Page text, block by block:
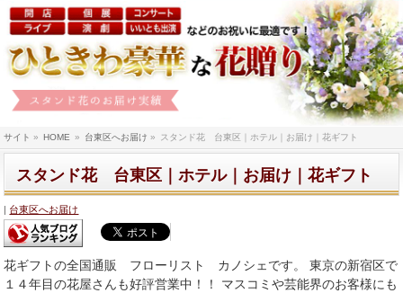
サイト » HOME » 台東区へお届け » スタンド花 台東区｜ホテル｜お届け｜花ギフト
スタンド花 台東区｜ホテル｜お届け｜花ギフト
台東区へお届け
花ギフトの全国通販 フローリスト カノシェです。 東京の新宿区で
１４年目の花屋さんも好評営業中！！ マスコミや芸能界のお客様にも